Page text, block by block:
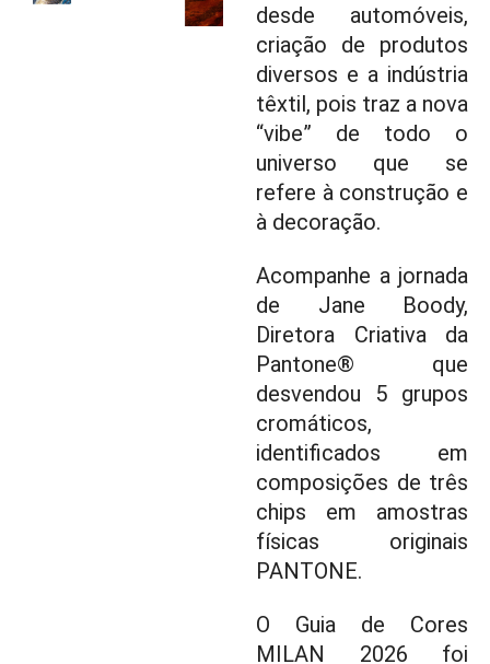
desde automóveis,
criação de produtos
diversos e a indústria
têxtil, pois traz a nova
“vibe” de todo o
universo que se
refere à construção e
à decoração.
Acompanhe a jornada
de Jane Boody,
Diretora Criativa da
Pantone® que
desvendou 5 grupos
cromáticos,
identificados em
composições de três
chips em amostras
físicas originais
PANTONE.
O Guia de Cores
MILAN 2026 foi